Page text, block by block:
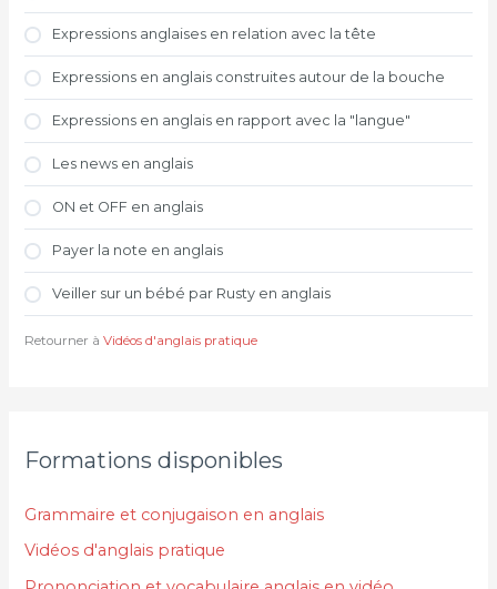
Expressions anglaises en relation avec la tête
Expressions en anglais construites autour de la bouche
Expressions en anglais en rapport avec la "langue"
Les news en anglais
ON et OFF en anglais
Payer la note en anglais
Veiller sur un bébé par Rusty en anglais
Retourner àVidéos d'anglais pratique
Formations disponibles
Grammaire et conjugaison en anglais
Vidéos d'anglais pratique